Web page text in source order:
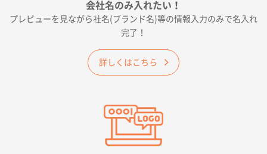
大阪府E社様
ワンポイントポリ袋 A4サイズ
2026年04月25日 17:53
納期が早そうだった
ワンポイントポリ袋 A4サイズ(黒)
お値打ちだったので
会社名のみ入れたい！
プレビューを見ながら社名(ブランド名)等の情報入力のみで名入れ
完了！
詳しくはこちら